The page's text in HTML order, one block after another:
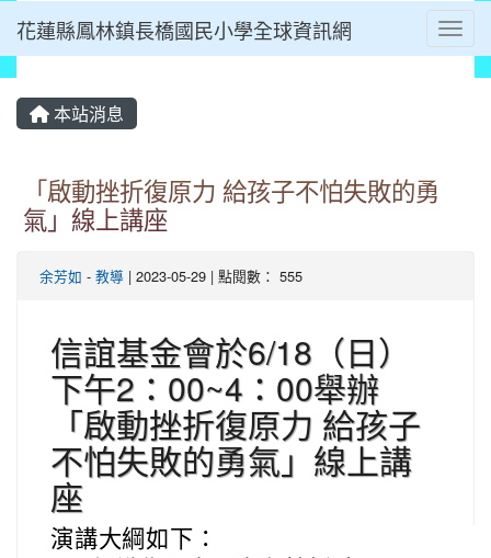
⏸
花蓮縣鳳林鎮長橋國民小學全球資訊網
本站消息
「啟動挫折復原力 給孩子不怕失敗的勇
氣」線上講座
余芳如 - 教導 | 2023-05-29 | 點閱數： 555
信誼基金會於6/18（日）
下午2：00~4：00舉辦
「啟動挫折復原力 給孩子
不怕失敗的勇氣」線上講
座
演講大綱如下：